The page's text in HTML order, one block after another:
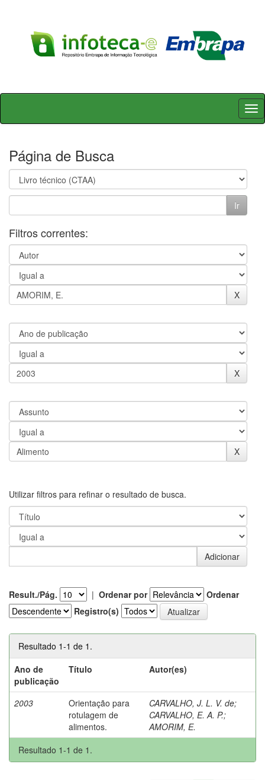
Skip
Página de Busca
Filtros correntes:
Utilizar filtros para refinar o resultado de busca.
Result./Pág. | Ordenar por
Ordenar
Registro(s)
Resultado 1-1 de 1.
Ano de
publicação
Título Autor(es)
2003
Orientação para
rotulagem de
alimentos.
CARVALHO, J. L. V. de;
CARVALHO, E. A. P.;
AMORIM, E.
Resultado 1-1 de 1.